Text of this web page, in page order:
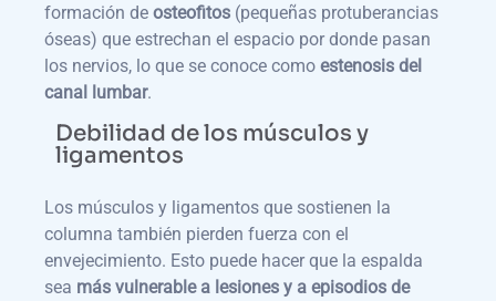
formación de osteofitos (pequeñas protuberancias
óseas) que estrechan el espacio por donde pasan
los nervios, lo que se conoce como estenosis del
canal lumbar.
Debilidad de los músculos y
ligamentos
Los músculos y ligamentos que sostienen la
columna también pierden fuerza con el
envejecimiento. Esto puede hacer que la espalda
sea más vulnerable a lesiones y a episodios de